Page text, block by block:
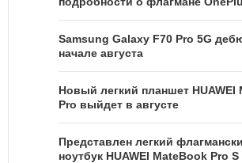
Samsung Galaxy F70 Pro 5G
начале августа
Новый легкий планшет HUAWEI
Pro выйдет в августе
Представлен легкий
ноутбук HUAWEI MateBook Pro S